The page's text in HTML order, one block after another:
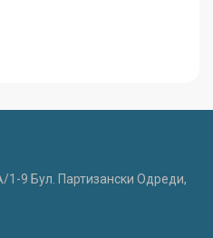
1-9 Бул. Партизански Одреди,